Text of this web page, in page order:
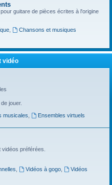
guitare de pièces écrites à l'origine
,
Chansons et musiques
vidéo
jouer.
musicales
Ensembles virtuels
préférées.
Vidéos à gogo,
Vidéos